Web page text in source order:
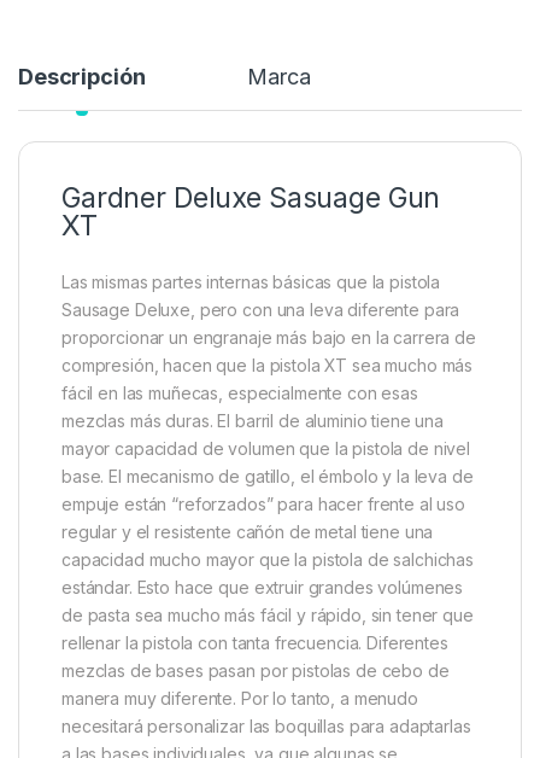
Descripción Marca
Gardner Deluxe Sasuage Gun
XT
Las mismas partes internas básicas que la pistola
Sausage Deluxe, pero con una leva diferente para
proporcionar un engranaje más bajo en la carrera de
compresión, hacen que la pistola XT sea mucho más
fácil en las muñecas, especialmente con esas
mezclas más duras. El barril de aluminio tiene una
mayor capacidad de volumen que la pistola de nivel
base. El mecanismo de gatillo, el émbolo y la leva de
empuje están “reforzados” para hacer frente al uso
regular y el resistente cañón de metal tiene una
capacidad mucho mayor que la pistola de salchichas
estándar. Esto hace que extruir grandes volúmenes
de pasta sea mucho más fácil y rápido, sin tener que
rellenar la pistola con tanta frecuencia. Diferentes
mezclas de bases pasan por pistolas de cebo de
manera muy diferente. Por lo tanto, a menudo
necesitará personalizar las boquillas para adaptarlas
a las bases individuales, ya que algunas se